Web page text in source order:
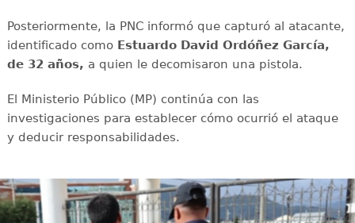
Posteriormente, la PNC informó que capturó al atacante,
identificado como Estuardo David Ordóñez García,
de 32 años, a quien le decomisaron una pistola.
El Ministerio Público (MP) continúa con las
investigaciones para establecer cómo ocurrió el ataque
y deducir responsabilidades.